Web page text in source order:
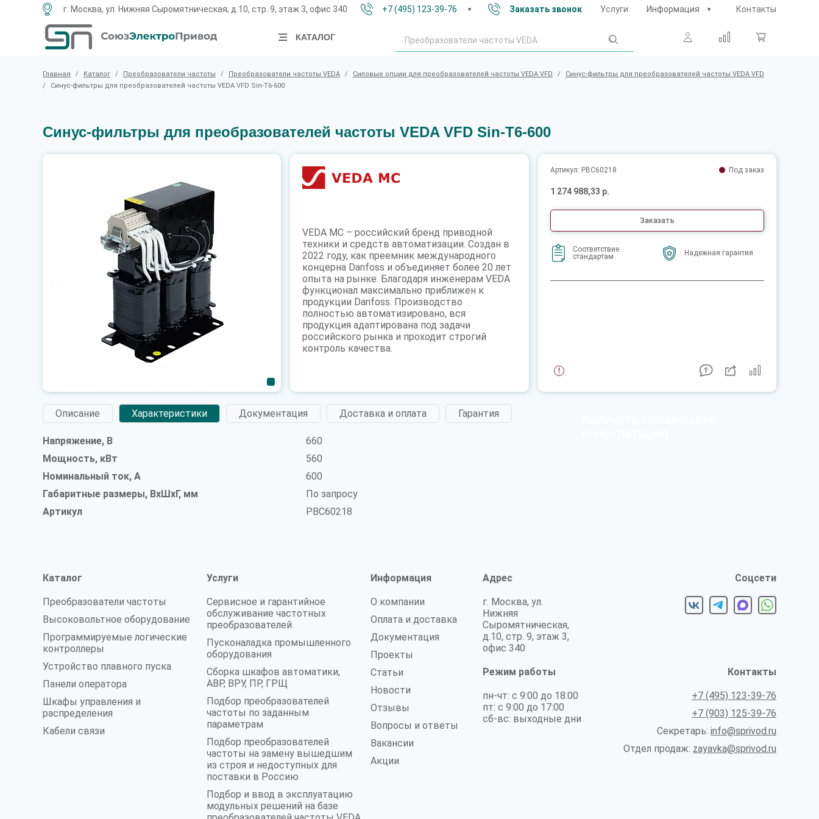
г. Москва, ул. Нижняя Сыромятническая, д.10, стр. 9, этаж 3, офис 340 +7 (495) 123-39-76 Заказать звонок Услуги Информация Контакты
КАТАЛОГ
Главная / Каталог / Преобразователи частоты / Преобразователи частоты VEDA / Силовые опции для преобразователей частоты VEDA VFD /
Синус-фильтры для преобразователей частоты VEDA VFD
/
Синус-фильтры для преобразователей частоты VEDA VFD Sin-T6-600
Синус-фильтры для преобразователей частоты VEDA VFD Sin-T6-600
VEDA MC – российский бренд приводной
техники и средств автоматизации. Создан в
2022 году, как преемник международного
концерна Danfoss и объединяет более 20 лет
опыта на рынке. Благодаря инженерам VEDA
функционал максимально приближен к
продукции Danfoss. Производство
полностью автоматизировано, вся
продукция адаптирована под задачи
российского рынка и проходит строгий
контроль качества.
Артикул: PBC60218 Под заказ
1 274 988,33 р.
Заказать
Соответствие
стандартам
Надежная гарантия
Описание Характеристики Документация Доставка и оплата Гарантия
Напряжение, В
660
Мощность, кВт
560
Номинальный ток, А
600
Габаритные размеры, ВxШxГ, мм
По запросу
Артикул
PBC60218
Каталог
Преобразователи частоты
Высоковольтное оборудование
Программируемые логические
контроллеры
Устройство плавного пуска
Панели оператора
Шкафы управления и
распределения
Кабели связи
Услуги
Сервисное и гарантийное
обслуживание частотных
преобразователей
Пусконаладка промышленного
оборудования
Сборка шкафов автоматики,
АВР, ВРУ, ПР, ГРЩ
Подбор преобразователей
частоты по заданным
параметрам
Подбор преобразователей
частоты на замену вышедшим
из строя и недоступных для
поставки в Россию
Подбор и ввод в эксплуатацию
модульных решений на базе
Информация
О компании
Оплата и доставка
Документация
Проекты
Статьи
Новости
Отзывы
Вопросы и ответы
Вакансии
Акции
Соцсети
Адрес
г. Москва, ул.
Нижняя
Сыромятническая,
д.10, стр. 9, этаж 3,
офис 340
Контакты
+7 (495) 123-39-76
+7 (903) 125-39-76
Секретарь: info@sprivod.ru
Отдел продаж: zayavka@sprivod.ru
Режим работы
пн-чт: с 9:00 до 18:00
пт: с 9:00 до 17:00
сб-вс: выходные дни